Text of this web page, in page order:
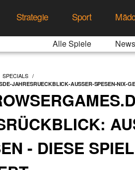
Strategie Sport
Alle Spiele News
SPECIALS
JAHRESRUECKBLICK-AUSSER-SPESEN-NIX-
- DIESE